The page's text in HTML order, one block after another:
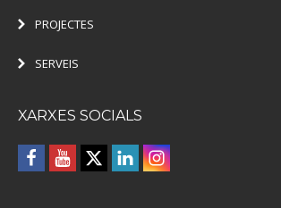
PROJECTES
SERVEIS
XARXES SOCIALS